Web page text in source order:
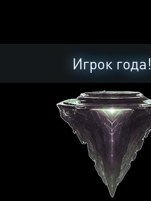
Игрок года!